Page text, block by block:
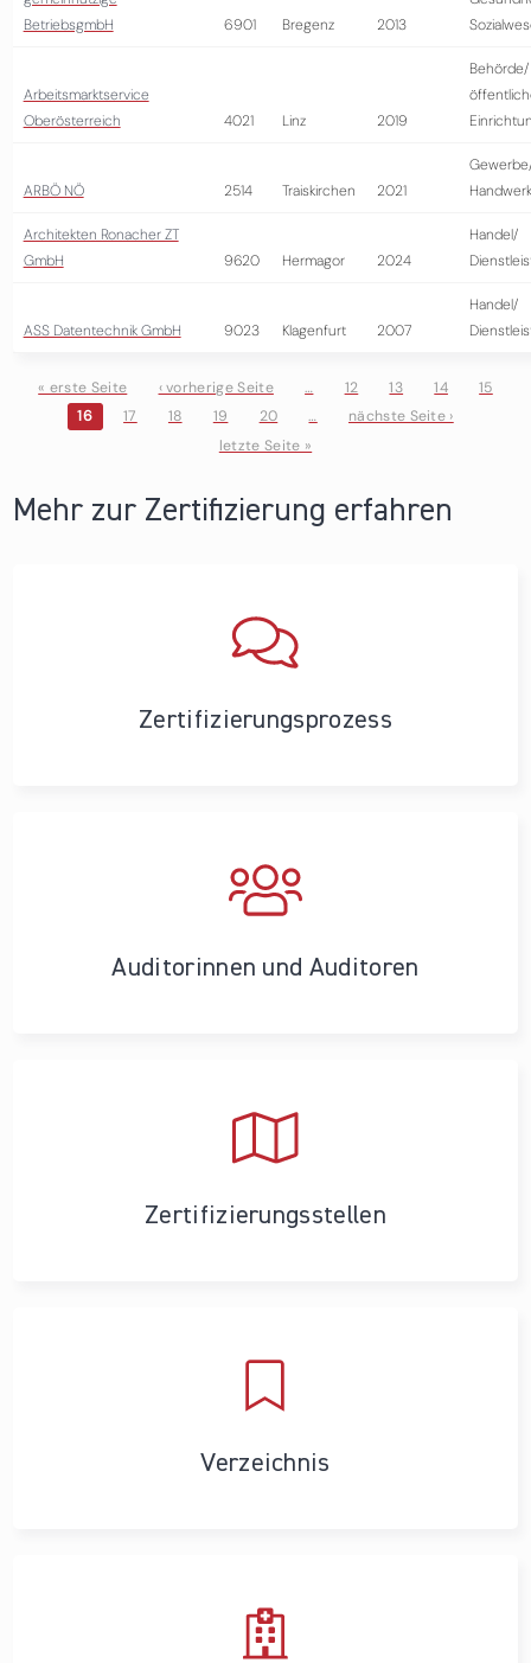
BetriebsgmbH
6901 Bregenz 2013
Arbeitsmarktservice
Oberösterreich
4021 Linz 2019
Behörde/
ARBÖ NÖ 2514 Traiskirchen 2021
Handwerk
Architekten Ronacher ZT
GmbH
9620 Hermagor 2024
Handel/
ASS Datentechnik GmbH 9023 Klagenfurt 2007
Handel/
Seiten
« erste Seite ‹ vorherige Seite … 12 13 14
15
16
17 18 19 20 …
nächste Seite ›
letzte Seite »
Mehr zur Zertifizierung erfahren
Zertifizierungs­prozess
Auditorinnen und Auditoren
Zertifizierungs­stellen
Verzeichnis